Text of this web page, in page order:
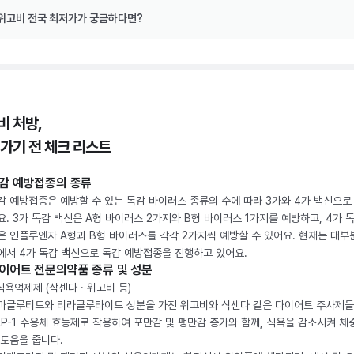
고비 전국 최저가가 궁금하다면?
처방,
기 전 체크 리스트
예방접종의 종류
예방접종은 예방할 수 있는 독감 바이러스 종류의 수에 따라 3가와 4가 백신으로
. 3가 독감 백신은 A형 바이러스 2가지와 B형 바이러스 1가지를 예방하고, 4가
인플루엔자 A형과 B형 바이러스를 각각 2가지씩 예방할 수 있어요. 현재는 대부
서 4가 독감 백신으로 독감 예방접종을 진행하고 있어요.
어트 전문의약품 종류 및 성분
욕억제제 (삭센다 · 위고비 등)
글루티드와 리라클루타이드 성분을 가진 위고비와 삭센다 같은 다이어트 주사제
1 수용체 효능제로 작용하여 포만감 및 팽만감 증가와 함께, 식욕을 감소시켜 체
움을 줍니다.